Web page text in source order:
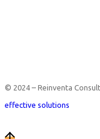
© 2024 – Reinventa
effective solutions